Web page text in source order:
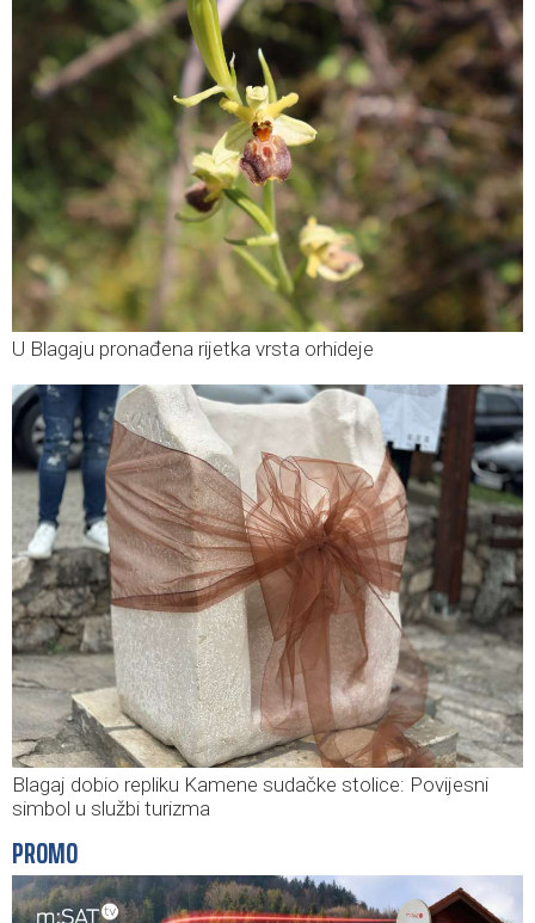
U Blagaju pronađena rijetka vrsta orhideje
Blagaj dobio repliku Kamene sudačke stolice: Povijesni
simbol u službi turizma
PROMO